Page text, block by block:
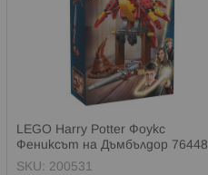
LEGO Harry Potter Фоукс
Фениксът на Дъмбълдор 76448
SKU: 200531